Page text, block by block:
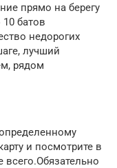
прямо на берегу
батов
недорогих
лучший
рядом
и посмотрите в